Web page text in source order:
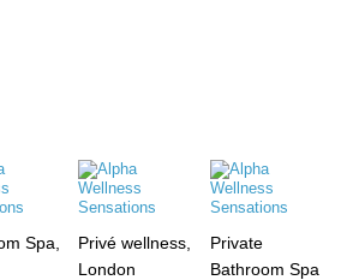
Spa,
Privé wellness,
London
Private
Bathroom Spa